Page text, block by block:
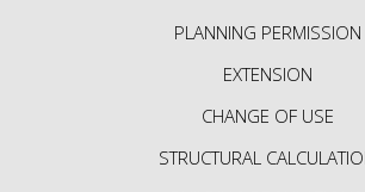
PLANNING PERMISSION
EXTENSION
CHANGE OF USE
STRUCTURAL